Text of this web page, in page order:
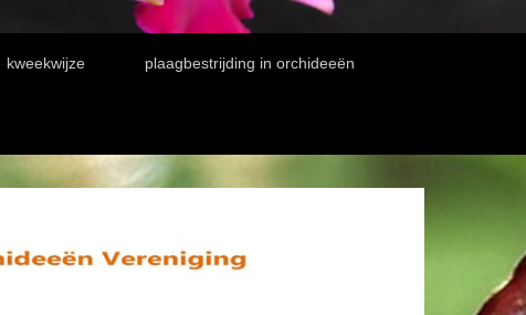
kweekwijze plaagbestrijding in orchideeën